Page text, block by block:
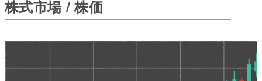
株式市場 / 株価